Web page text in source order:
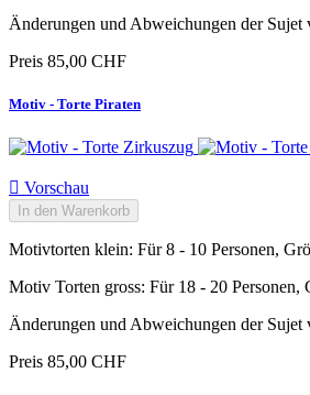
Änderungen und Abweichungen der Sujet
Preis 85,00 CHF
Motiv - Torte Piraten
 Vorschau
In den Warenkorb
Motivtorten klein: Für 8 - 10 Personen,
Motiv Torten gross: Für 18 - 20 Personen,
Änderungen und Abweichungen der Sujet
Preis 85,00 CHF